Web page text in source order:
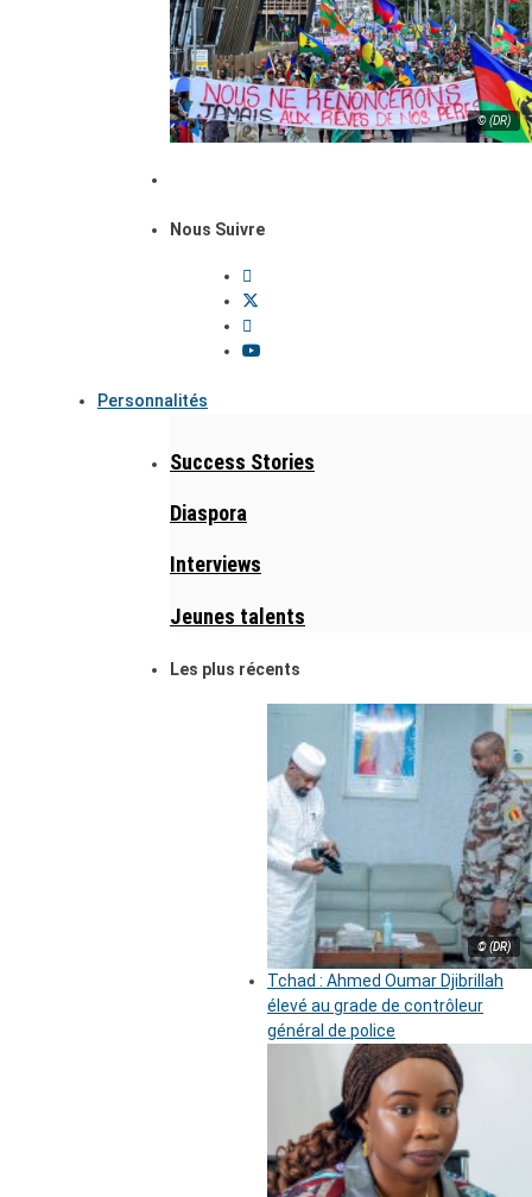
© (DR)
Nous Suivre
Personnalités
Success Stories
Diaspora
Interviews
Jeunes talents
Les plus récents
© (DR)
Tchad : Ahmed Oumar Djibrillah
élevé au grade de contrôleur
général de police